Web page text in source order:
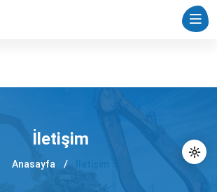
İletişim
Anasayfa